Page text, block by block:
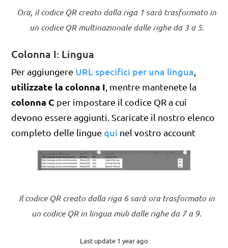
Ora, il codice QR creato dalla riga 1 sarà trasformato in
un codice QR multinazionale dalle righe da 3 a 5.
Colonna I: Lingua
Per aggiungere URL specifici per una lingua
utilizzate la colonna I , mentre mantenete la
colonna C per impostare il codice QR a cui
devono essere aggiunti. Scaricate il nostro elenco
completo delle lingue qui nel vostro account
Il codice QR creato dalla riga 6 sarà ora trasformato in
un codice QR in lingua muli dalle righe da 7 a 9.
Last update 1 year ago